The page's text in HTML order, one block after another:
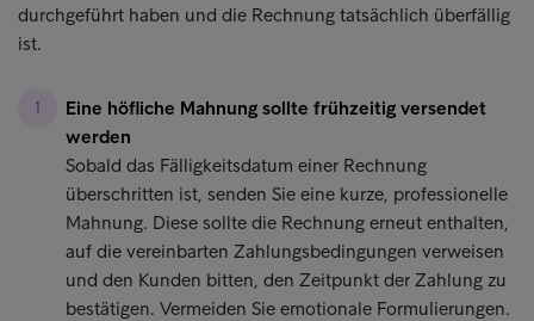
durchgeführt haben und die Rechnung tatsächlich überfällig
ist.
Eine höfliche Mahnung sollte frühzeitig versendet
werden
Sobald das Fälligkeitsdatum einer Rechnung
überschritten ist, senden Sie eine kurze, professionelle
Mahnung. Diese sollte die Rechnung erneut enthalten,
auf die vereinbarten Zahlungsbedingungen verweisen
und den Kunden bitten, den Zeitpunkt der Zahlung zu
bestätigen. Vermeiden Sie emotionale Formulierungen.